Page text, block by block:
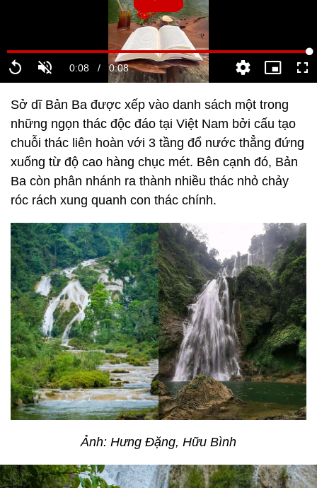
Sở dĩ Bản Ba được xếp vào danh sách một trong
những ngọn thác độc đáo tại Việt Nam bởi cấu tạo
chuỗi thác liên hoàn với 3 tầng đổ nước thẳng đứng
xuống từ độ cao hàng chục mét. Bên cạnh đó, Bản
Ba còn phân nhánh ra thành nhiều thác nhỏ chảy
róc rách xung quanh con thác chính.
Ảnh: Hưng Đặng, Hữu Bình